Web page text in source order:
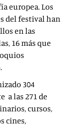
europea. Los
del festival han
en las
16 más que
304
a las 271 de
cursos,
cines,